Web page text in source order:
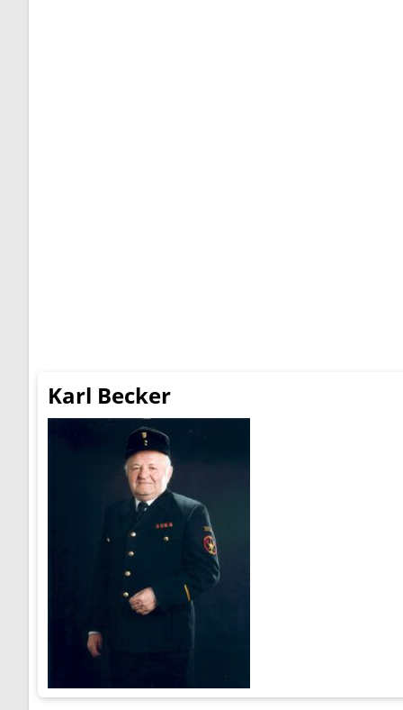
Karl Becker